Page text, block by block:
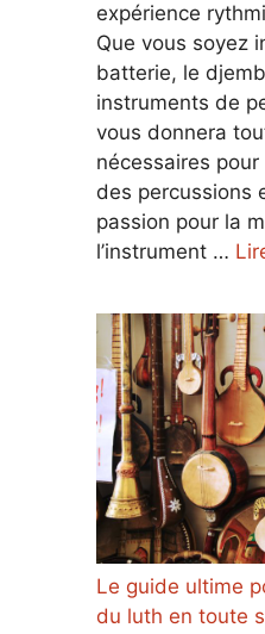
expérience
Que vous soyez
batterie, le
instruments de
vous donnera
nécessaires
des percussions
passion pour la
l’instrument …
Le guide ultime
du luth en toute